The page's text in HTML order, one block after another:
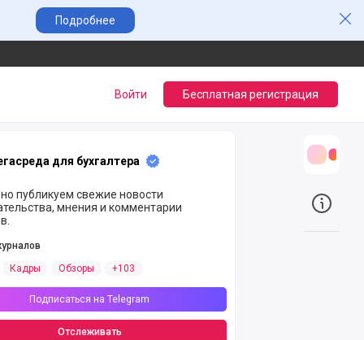
Подробнее
Войти Бесплатная регистрация
для бухгалтера
публикуем свежие новости
мнения и комментарии
Кадры Обзоры +103
Подписаться на Telegram
Отслеживать
О